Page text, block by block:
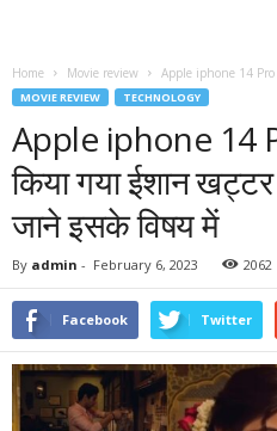
Home Movie review Apple iphone 14 Pro
MOVIE REVIEW TECHNOLOGY
Apple iphone 14
किया गया ईशान
जाने इसके विषय में
By admin - February 6, 2023 2062
Facebook Twitter